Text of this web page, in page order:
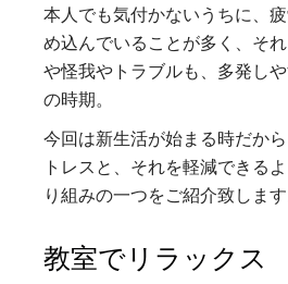
本人でも気付かないうちに、
め込んでいることが多く、そ
や怪我やトラブルも、多発し
の時期。
今回は新生活が始まる時だか
トレスと、それを軽減できる
り組みの一つをご紹介致します
教室でリラックス